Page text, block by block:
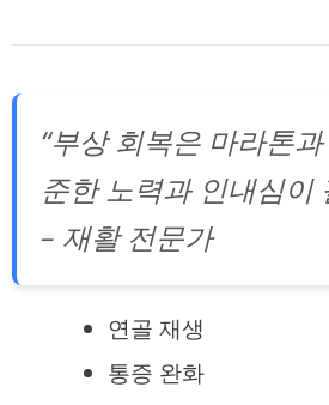
“부상 회복은 마라톤
준한 노력과 인내심이
– 재활 전문가
연골 재생
통증 완화